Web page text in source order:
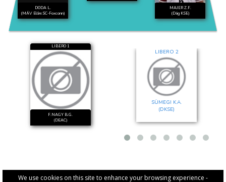
We use cookies on this site to enhance your browsing experience -
DODA L.
(MÁV Előre SC-Foxconn)
MAJER Z.F.
(Dág KSE)
LIBERO 1
F.NAGY B.G.
(DEAC)
LIBERO 2
SÜMEGI K.A.
(DKSE)